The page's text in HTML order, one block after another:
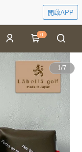
開啟APP
0
1/7